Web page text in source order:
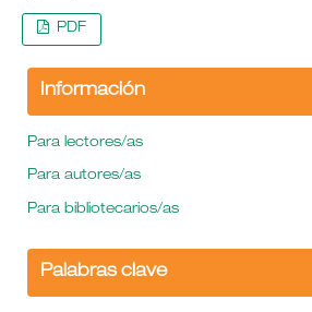
PDF
Información
Para lectores/as
Para autores/as
Para bibliotecarios/as
Palabras clave